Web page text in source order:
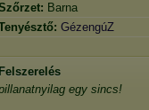
Barna
GézengúZ
Felszerelés
egy sincs!